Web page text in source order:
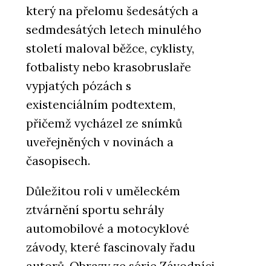
který na přelomu šedesátých a
sedmdesátých letech minulého
století maloval běžce, cyklisty,
fotbalisty nebo krasobruslaře
vypjatých pózách s
existenciálním podtextem,
přičemž vycházel ze snímků
uveřejněných v novinách a
časopisech.
Důležitou roli v uměleckém
ztvárnění sportu sehrály
automobilové a motocyklové
závody, které fascinovaly řadu